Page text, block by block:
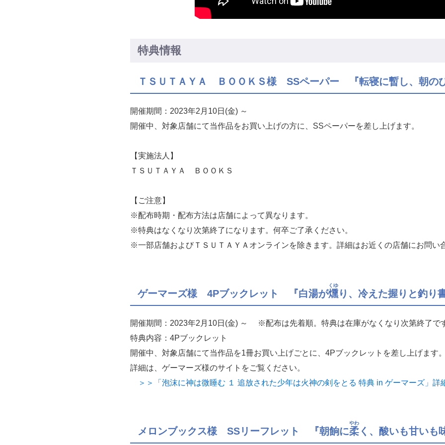
特典情報
ＴＳＵＴＡＹＡ ＢＯＯＫＳ様 SSペーパー 『転寝に暫し、朝のひ
開催期間：2023年2月10日(金) ～
開催中、対象店舗にて当作品をお買い上げの方に、SSペーパーを差し上げます。
【実施法人】
ＴＳＵＴＡＹＡ ＢＯＯＫＳ
【ご注意】
※配布時期・配布方法は店舗によって異なります。
※特典はなくなり次第終了になります。何卒ご了承ください。
※一部店舗およびＴＳＵＴＡＹＡオンラインを除きます。詳細はお近くの店舗にお問い
ゲーマーズ様 4Pブックレット 『白湯が燻
くゆ
り、冷えた握りと釣り
開催期間：2023年2月10日(金) ～ ※配布は先着順。特典は在庫がなくなり次第終了で
特典内容：4Pブックレット
開催中、対象店舗にて当作品を1冊お買い上げごとに、4Pブックレットを差し上げます。
詳細は、ゲーマーズ様のサイトをご覧ください。
＞＞「泡沫に神は微睡む １ 追放された少年は火神の剣をとる 特典 in ゲーマーズ」詳
メロンブックス様 SSリーフレット 『朝餉に柔
やわ
く、酸いも甘いも